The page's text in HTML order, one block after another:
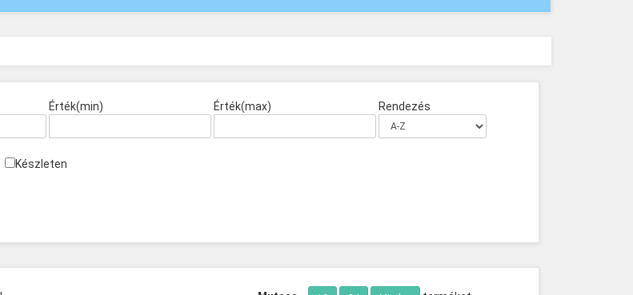
Érték(min) Érték(max) Rendezés
Készleten